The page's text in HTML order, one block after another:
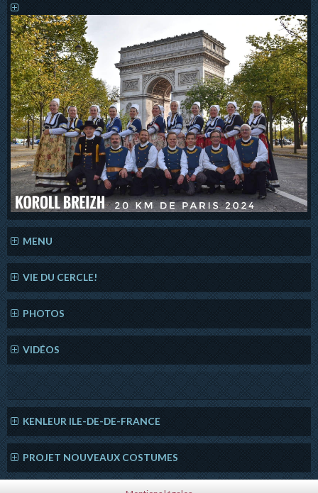
MENU
VIE DU CERCLE!
PHOTOS
VIDÉOS
KENLEUR ILE-DE-DE-FRANCE
PROJET NOUVEAUX COSTUMES